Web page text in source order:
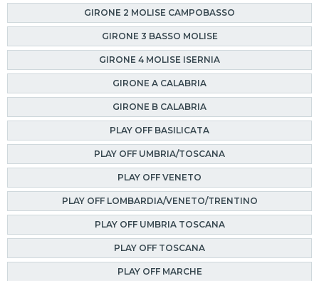
GIRONE 2 MOLISE CAMPOBASSO
GIRONE 3 BASSO MOLISE
GIRONE 4 MOLISE ISERNIA
GIRONE A CALABRIA
GIRONE B CALABRIA
PLAY OFF BASILICATA
PLAY OFF UMBRIA/TOSCANA
PLAY OFF VENETO
PLAY OFF LOMBARDIA/VENETO/TRENTINO
PLAY OFF UMBRIA TOSCANA
PLAY OFF TOSCANA
PLAY OFF MARCHE